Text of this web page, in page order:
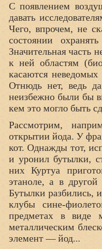
С появлением
давать
Чего, впрочем, не
состоянии
Значительная часть
к ней областям
касаются
Отнюдь нет, ведь
неизбежно были бы
кем это могло быть
Рассмотрим,
открытии йода. У
кот. Однажды тот,
и уронил бутылки,
них Куртуа
этаноле, а в другой
Бутылки разбились,
клубы сине-
предметах в виде
металлическим
элемент — йод...